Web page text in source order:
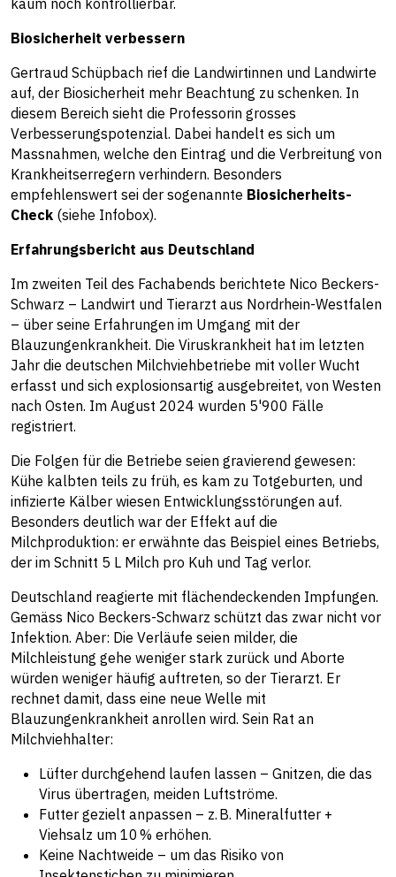
kaum noch kontrollierbar.
Biosicherheit verbessern
Gertraud Schüpbach rief die Landwirtinnen und Landwirte
auf, der Biosicherheit mehr Beachtung zu schenken. In
diesem Bereich sieht die Professorin grosses
Verbesserungspotenzial. Dabei handelt es sich um
Massnahmen, welche den Eintrag und die Verbreitung von
Krankheitserregern verhindern. Besonders
empfehlenswert sei der sogenannte Biosicherheits-
Check (siehe Infobox).
Erfahrungsbericht aus Deutschland
Im zweiten Teil des Fachabends berichtete Nico Beckers-
Schwarz – Landwirt und Tierarzt aus Nordrhein-Westfalen
– über seine Erfahrungen im Umgang mit der
Blauzungenkrankheit. Die Viruskrankheit hat im letzten
Jahr die deutschen Milchviehbetriebe mit voller Wucht
erfasst und sich explosionsartig ausgebreitet, von Westen
nach Osten. Im August 2024 wurden 5'900 Fälle
registriert.
Die Folgen für die Betriebe seien gravierend gewesen:
Kühe kalbten teils zu früh, es kam zu Totgeburten, und
infizierte Kälber wiesen Entwicklungsstörungen auf.
Besonders deutlich war der Effekt auf die
Milchproduktion: er erwähnte das Beispiel eines Betriebs,
der im Schnitt 5 L Milch pro Kuh und Tag verlor.
Deutschland reagierte mit flächendeckenden Impfungen.
Gemäss Nico Beckers-Schwarz schützt das zwar nicht vor
Infektion. Aber: Die Verläufe seien milder, die
Milchleistung gehe weniger stark zurück und Aborte
würden weniger häufig auftreten, so der Tierarzt. Er
rechnet damit, dass eine neue Welle mit
Blauzungenkrankheit anrollen wird. Sein Rat an
Milchviehhalter:
Lüfter durchgehend laufen lassen – Gnitzen, die das
Virus übertragen, meiden Luftströme.
Futter gezielt anpassen – z. B. Mineralfutter +
Viehsalz um 10 % erhöhen.
Keine Nachtweide – um das Risiko von